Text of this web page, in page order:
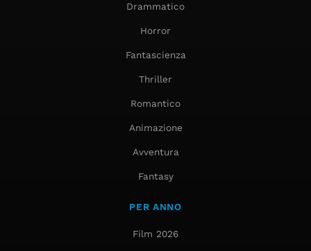
Drammatico
Horror
Fantascienza
Thriller
Romantico
Animazione
Avventura
Fantasy
PER ANNO
Film 2026